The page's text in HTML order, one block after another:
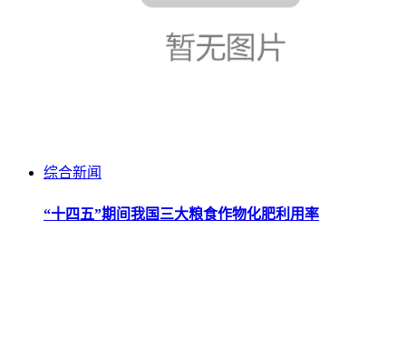
综合新闻
“十四五”期间我国三大粮食作物化肥利用率